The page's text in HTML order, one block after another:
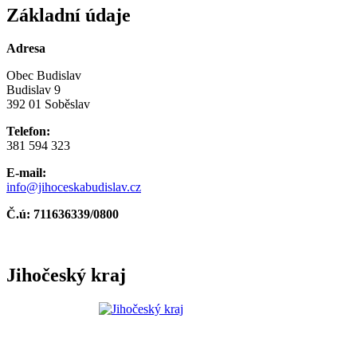
Základní údaje
Adresa
Obec Budislav
Budislav 9
392 01 Soběslav
Telefon:
381 594 323
E-mail:
info@jihoceskabudislav.cz
Č.ú: 711636339/0800
Jihočeský kraj